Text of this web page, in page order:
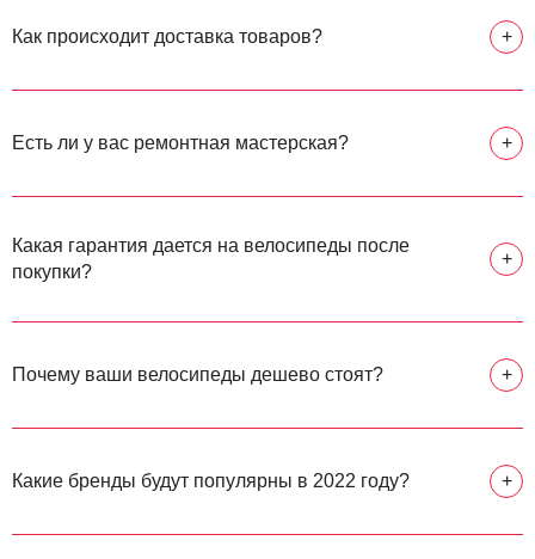
Как происходит доставка товаров? +
Есть ли у вас ремонтная мастерская? +
Какая гарантия дается на велосипеды после
покупки?
+
Почему ваши велосипеды дешево стоят? +
Какие бренды будут популярны в 2022 году? +